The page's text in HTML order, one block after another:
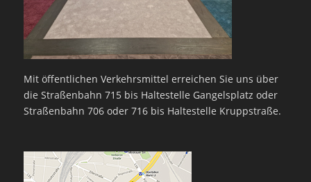
Mit öffentlichen Verkehrsmittel erreichen Sie uns über
die Straßenbahn 715 bis Haltestelle Gangelsplatz oder
Straßenbahn 706 oder 716 bis Haltestelle Kruppstraße.